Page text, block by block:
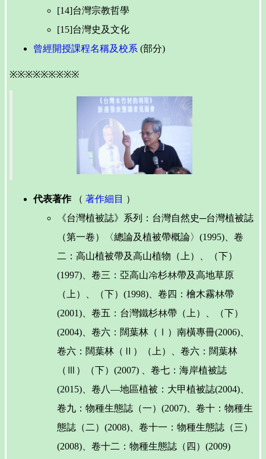
[14]台灣宗教哲學
[15]台灣史及文化
曾經開授課程名稱及校系 (部分)
※※※※※※※※※
代表著作（ 著作細目 ）
《台灣植被誌》系列：台灣自然史─台灣植被誌
（第一卷）〈總論及植被帶概論〉(1995)、卷
二：高山植被帶及高山植物（上）、（下）
(1997)、卷三：亞高山冷杉林帶及高地草原
（上）、（下）(1998)、卷四：檜木霧林帶
(2001)、卷五：台灣鐵杉林帶（上）、（下）
(2004)、卷六：闊葉林（Ⅰ）南橫專冊(2006)、
卷六：闊葉林（Ⅱ）（上）、卷六：闊葉林
（Ⅲ）（下）(2007) 、卷七：海岸植被誌
(2015)、卷八—地區植被：大甲植被誌(2004)、
卷九：物種生態誌（一）(2007)、卷十：物種生
態誌（二）(2008)、卷十一：物種生態誌（三）
(2008)、卷十二：物種生態誌（四）(2009)